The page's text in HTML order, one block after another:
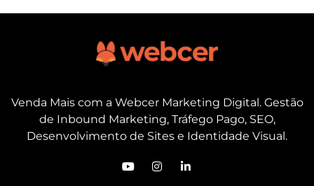
Venda Mais com a Webcer Marketing Digital. Gestão
de Inbound Marketing, Tráfego Pago, SEO,
Desenvolvimento de Sites e Identidade Visual.